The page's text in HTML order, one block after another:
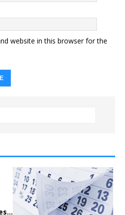
website in this browser for the